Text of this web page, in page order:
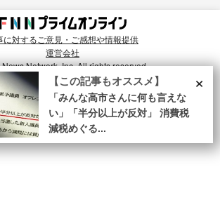
に対するご意見・ご感想や情報提供
運営会社
Network, Inc. All rights reserved.
ニーズ・興味・関⼼に合致したコンテンツや広告配信を提供する
います。詳細は、
プライバシーポリシー をご確認ください。×
【この記事もオススメ】
「みんな高市さんに何も言えな
い」「半分以上が反対」 消費税
減税めぐる...